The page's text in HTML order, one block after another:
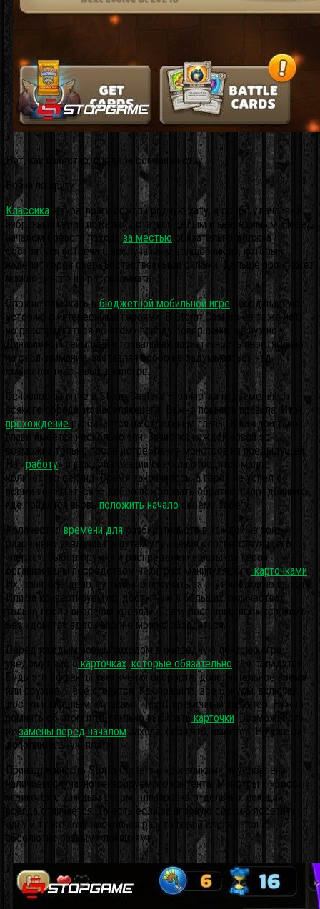
Нет, как известно, предела совершенству.
Война по кругу
Классика жанра: враги сожгли родную хату, а особо удачливый
избранный герой пожелал остаться целым и невредимым. Перед
началом боевого похода за местью обязательно должна
состояться встреча с неслучайным волшебником, который
наделит героя сверхъестественными силами. Дальше про сюжет
можно ничего не рассказывать.
Сложно отыскать вбюджетной мобильной игре неординарную
историю с интересными героями. В Storm Casters ее тоже нет,
но расстраиваться по этому поводу совершенно не нужно.
Динамичный геймплей и похвальная вариативность перетягивают
на себя внимание, заставляя особо не задумываться над
смыслом текстовых диалогов.
Основное занятие в Storm Casters — зачистка подземелий от
всякого сброда, их населяющего. Важно помнить правила. Итак,
прохождение разбивается на отдельные главы. В каждой такой
главе имеется несколько зон. Зачистка каждой новой зоны
возможна только после истребления монстров из предыдущей.
На «работу» в каждой локации сначала отводится малое
количество секунд. Время закончилось, а герой не успел со
всеми поквитаться — добро пожаловать обратно в «предбанник»,
где придется вновьположить начало своему забегу.
Количествовремени дляразбирательств в каждой из зон
разрешено увеличивать путем улучшения соответствующего
«перка». Выбор оружия и распределение навыков героя
организованы посредством нехитрых манипуляций с карточками.
Их, понятное дело, тут можно покупать за внутриигровую валюту.
Или за конвертируемую, доступную в больших количествах
только после внесения «реала». Сразу поспешим всех успокоить:
без «доната» здесь вполне можно обходиться.
Перед каждым новым заходом в очередную локацию игра
уведомит вас окарточках, которые обязательно там попадутся.
Будь это эффекты увеличения скорости, дополнительное время
или оружие — все сгодится. Как правило, все бонусы, включая
доступ к мощным «пушкам», носят временный характер. Нужно
помнить об этом и тщательно выбирать карточки . Возможность
ихзамены перед началом захода, если что, имеется. Но уже за
дополнительную плату.
Принадлежность Storm Casters к «рогаликам» обусловлена
наличием случайно генерируемого контента. Монстры и «боссы»
меняются с каждым разом, планировка отдельных локаций
всегда отличается. То есть если за игровую сессию посетить
одну и ту же зону несколько раз, то герой столкнется с
абсолютно разными локациями.